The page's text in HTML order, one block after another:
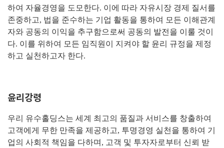
하여 자율경영을 도모한다. 이에 따라 자유시장 경제 질서를
존중하고, 법을 준수하는 기업 활동을 통하여 모든 이해관계
자와 공동의 이익을 추구함으로써 공동의 발전을 이룰 것이
다. 이를 위하여 모든 임직원이 지켜야 할 윤리 규정을 제정
하고 실천하고자 한다.
윤리강령
우리 유수홀딩스는 세계 최고의 품질과 서비스를 창출하여
고객에게 무한 만족을 제공하고, 투명경영 실천을 통하여 기
업의 사회적 책임을 다하며, 고객 및 투자자로부터 신뢰 받